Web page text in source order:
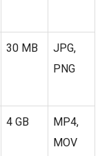
30 MB
JPG,
PNG
4 GB
MP4,
MOV